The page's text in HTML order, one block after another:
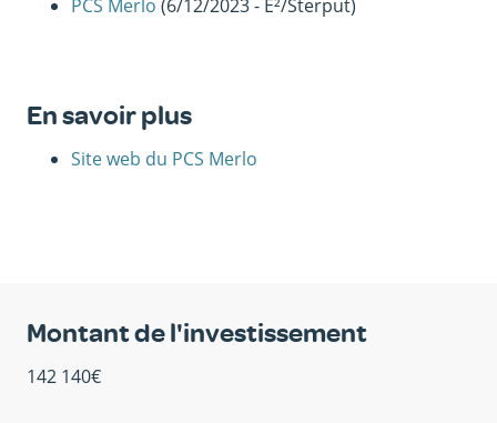
PCS Merlo (6/12/2023 - E²/Sterput)
En savoir plus
Site web du PCS Merlo
Montant de l'investissement
142 140€